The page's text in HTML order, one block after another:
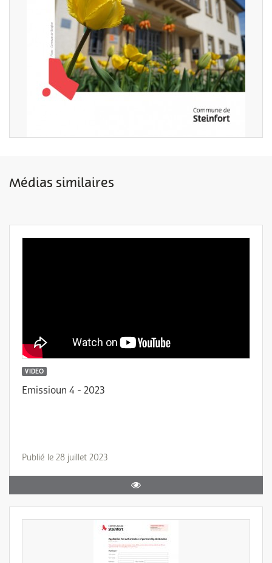
Médias similaires
VIDEO
Emissioun 4 - 2023
Publié le 28 juillet 2023